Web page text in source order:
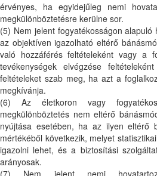
érvényes, ha egyidejűleg nemi
megkülönböztetésre kerülne sor.
(5) Nem jelent fogyatékosságon
az objektíven igazolható eltérő
való hozzáférés feltételeként vagy a
tevékenységek elvégzése
feltételeket szab meg, ha azt a
megkívánja.
(6) Az életkoron vagy
megkülönböztetés nem eltérő
nyújtása esetében, ha az ilyen eltérő
mértékéből következik, melyet
igazolni lehet, és a biztosítási
arányosak.